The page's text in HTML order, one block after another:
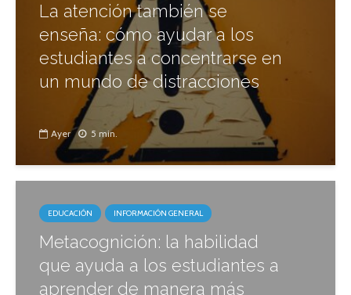
La atención también se
enseña: cómo ayudar a los
estudiantes a concentrarse en
un mundo de distracciones
Ayer 5 min.
EDUCACIÓN INFORMACIÓN GENERAL
Metacognición: la habilidad
que ayuda a los estudiantes a
aprender de manera más